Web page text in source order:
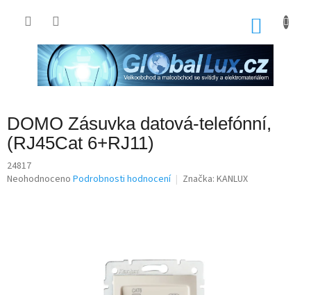
DOMO Zásuvka datová-telefónní,
(RJ45Cat 6+RJ11)
24817
Průměrné
Neohodnoceno Podrobnosti hodnocení Značka: KANLUX